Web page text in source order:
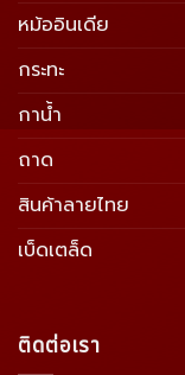
หม้ออินเดีย
กระทะ
กาน้ำ
ถาด
สินค้าลายไทย
เบ็ดเตล็ด
ติดต่อเรา